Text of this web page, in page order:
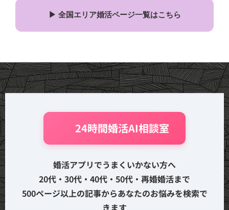
▶ 全国エリア婚活ページ一覧はこちら
🤖 24時間婚活AI相談室
婚活アプリでうまくいかない方へ
20代・30代・40代・50代・再婚婚活まで
500ページ以上の記事からあなたのお悩みを検索で
きます